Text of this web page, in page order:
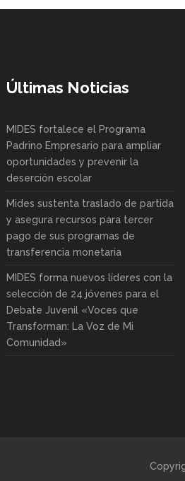
Últimas Noticias
MIDES fortalece el Programa
Padrino Empresario para ampliar
oportunidades y prevenir la
deserción escolar
Mides sustenta traslado de partida
y asegura recursos para tercer
pago de sus programas de
transferencia monetaria
MIDES forma nuevos líderes con la
selección de 24 jóvenes para el
Debate Juvenil «Voces que
Transforman: La Voz de Mi
Comunidad»